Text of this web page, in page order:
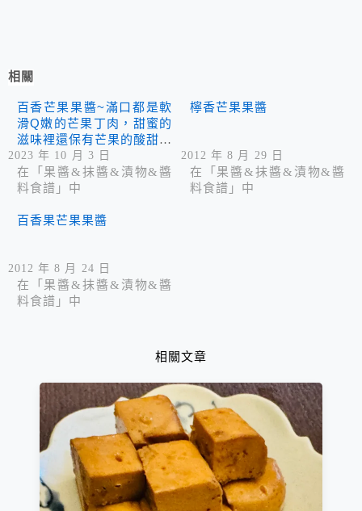
相關
百香芒果果醬~滿口都是軟
滑Q嫩的芒果丁肉，甜蜜的
滋味裡還保有芒果的酸甜香
氣與口感喔！
2023 年 10 月 3 日
在「果醬&抹醬&漬物&醬
料食譜」中
檸香芒果果醬
2012 年 8 月 29 日
在「果醬&抹醬&漬物&醬
料食譜」中
百香果芒果果醬
2012 年 8 月 24 日
在「果醬&抹醬&漬物&醬
料食譜」中
相關文章